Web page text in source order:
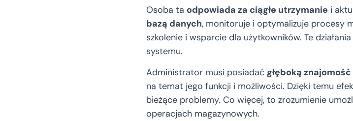
Osoba ta odpowiada za ciągłe utrzymanie i
bazą danych, monitoruje i optymalizuje procesy
szkolenie i wsparcie dla użytkowników. Te
systemu.
Administrator musi posiadać głęboką
na temat jego funkcji i możliwości. Dzięki temu
bieżące problemy. Co więcej, to zrozumienie
operacjach magazynowych.